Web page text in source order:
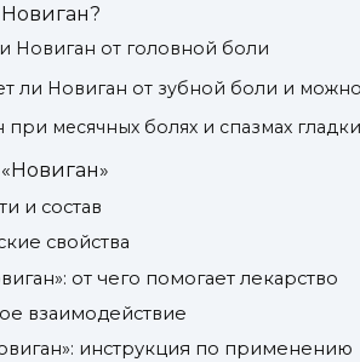
Новиган от головной боли
ли Новиган от зубной боли и
при месячных болях и спазмах
и состав
свойства
от чего помогает лекарство
взаимодействие
инструкция по применению